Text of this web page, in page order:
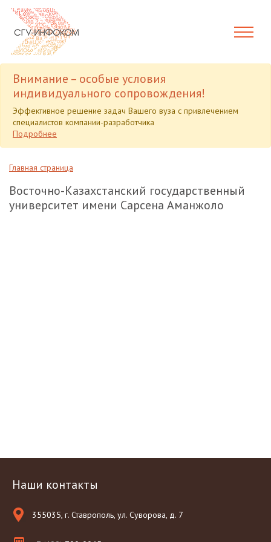
Внимание – особые условия
индивидуального сопровождения!
Эффективное решение задач Вашего вуза с привлечением
специалистов компании-разработчика
Подробнее
Главная страница
Восточно-Казахстанский государственный
университет имени Сарсена Аманжоло
Наши контакты
355035, г. Ставрополь, ул. Суворова, д. 7